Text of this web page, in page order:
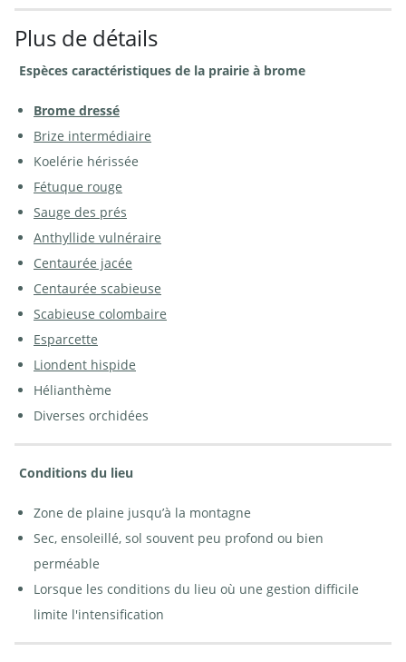
Prairie à brome, présence
d’anthyllide vulnéraire et de
Prairie à brome, présence
d’anthéricum à fleurs de lis | ©
Prairie à brome, présence
d’esparcette et de sauge des prés
| © W.Dietl
A.Krebs
Plus de détails
Espèces caractéristiques de la prairie à brome
Brome dressé
Brize intermédiaire
Koelérie hérissée
Fétuque rouge
Sauge des prés
Anthyllide vulnéraire
Centaurée jacée
Centaurée scabieuse
Scabieuse colombaire
Esparcette
Liondent hispide
Hélianthème
Diverses orchidées
Conditions du lieu
Zone de plaine jusqu’à la montagne
Sec, ensoleillé, sol souvent peu profond ou bien
perméable
Lorsque les conditions du lieu où une gestion difficile
limite l'intensification